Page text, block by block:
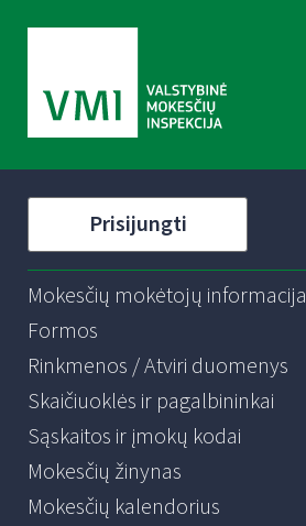
Prisijungti
Mokesčių mokėtojų informacija
Formos
Rinkmenos / Atviri duomenys
Skaičiuoklės ir pagalbininkai
Sąskaitos ir įmokų kodai
Mokesčių žinynas
Mokesčių kalendorius